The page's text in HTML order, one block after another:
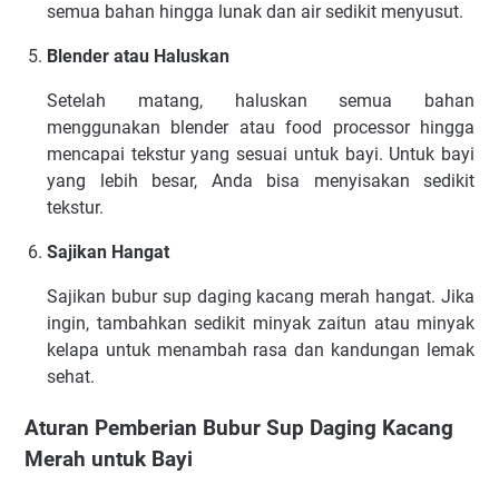
semua bahan hingga lunak dan air sedikit menyusut.
Blender atau Haluskan
Setelah matang, haluskan semua bahan
menggunakan blender atau food processor hingga
mencapai tekstur yang sesuai untuk bayi. Untuk bayi
yang lebih besar, Anda bisa menyisakan sedikit
tekstur.
Sajikan Hangat
Sajikan bubur sup daging kacang merah hangat. Jika
ingin, tambahkan sedikit minyak zaitun atau minyak
kelapa untuk menambah rasa dan kandungan lemak
sehat.
Aturan Pemberian Bubur Sup Daging Kacang
Merah untuk Bayi